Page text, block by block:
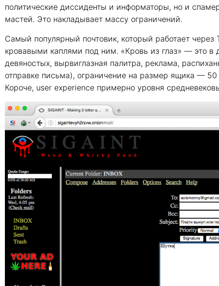
политические диссиденты и информаторы, но и
мастей. Это накладывает массу ограничений.
Самый популярный почтовик, который работает
кровавыми каплями под ним. «Кровь из глаз» — это
девяностых, вырвиглазная палитра, реклама,
отправке письма), ограничение на размер ящика —
Короче, user experience примерно уровня